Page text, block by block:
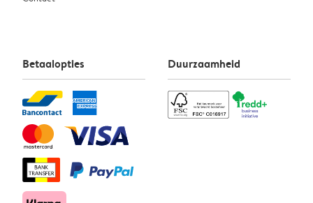
Betaalopties Duurzaamheid